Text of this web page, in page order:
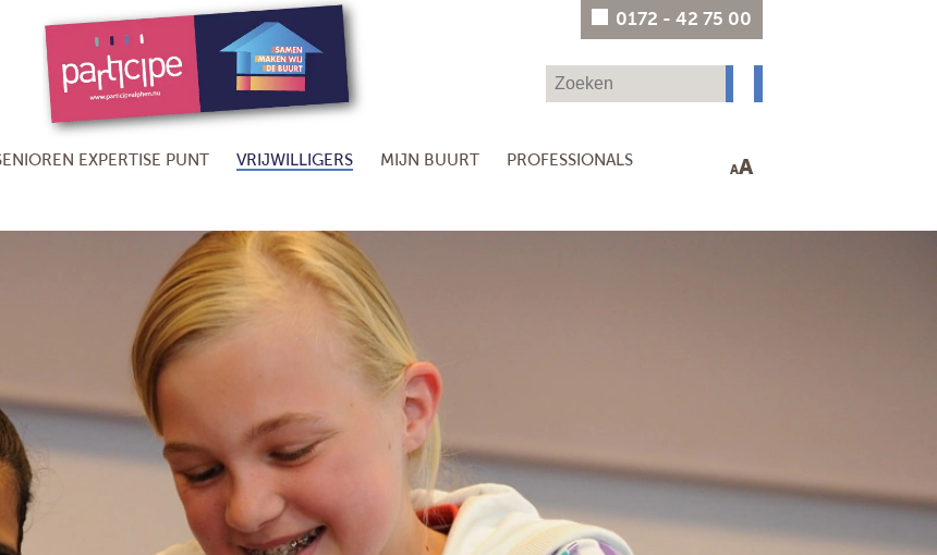
0172 - 42 75 00
EXPERTISE PUNT VRIJWILLIGERS MIJN BUURT PROFESSIONALS
AA